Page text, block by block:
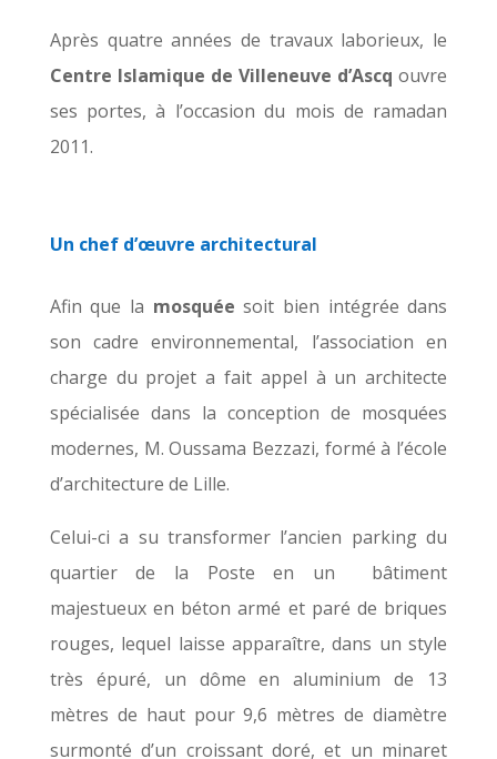
Après quatre années de travaux laborieux, le
Centre Islamique de Villeneuve d’Ascq ouvre
ses portes, à l’occasion du mois de ramadan
2011.
Un chef d’œuvre architectural
Afin que la mosquée soit bien intégrée dans
son cadre environnemental, l’association en
charge du projet a fait appel à un architecte
spécialisée dans la conception de mosquées
modernes, M. Oussama Bezzazi, formé à l’école
d’architecture de Lille.
Celui-ci a su transformer l’ancien parking du
quartier de la Poste en un bâtiment
majestueux en béton armé et paré de briques
rouges, lequel laisse apparaître, dans un style
très épuré, un dôme en aluminium de 13
mètres de haut pour 9,6 mètres de diamètre
surmonté d’un croissant doré, et un minaret